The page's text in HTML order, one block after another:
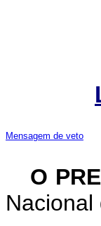
Mensagem de veto
O